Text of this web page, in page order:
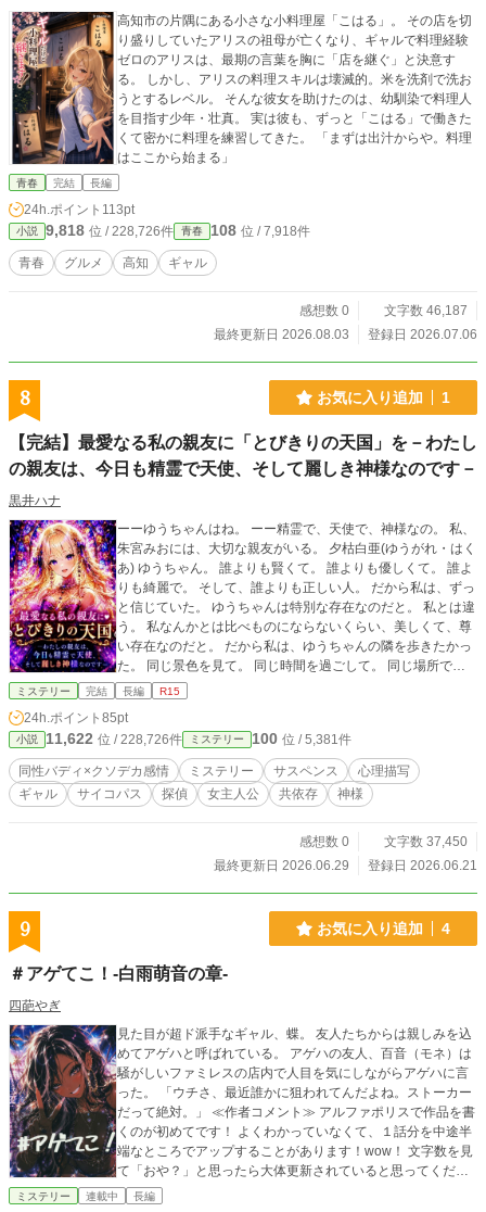
高知市の片隅にある小さな小料理屋「こはる」。 その店を切
り盛りしていたアリスの祖母が亡くなり、ギャルで料理経験
ゼロのアリスは、最期の言葉を胸に「店を継ぐ」と決意す
る。 しかし、アリスの料理スキルは壊滅的。米を洗剤で洗お
うとするレベル。 そんな彼女を助けたのは、幼馴染で料理人
を目指す少年・壮真。 実は彼も、ずっと「こはる」で働きた
くて密かに料理を練習してきた。 「まずは出汁からや。料理
はここから始まる」
青春 完結 長編
24h.ポイント 113pt
小説 9,818 位 / 228,726件 青春 108 位 / 7,918件
青春 グルメ 高知 ギャル
感想数 0
文字数 46,187
最終更新日 2026.08.03
登録日 2026.07.06
8 お気に入り追加 1
【完結】最愛なる私の親友に「とびきりの天国」を－わたし
の親友は、今日も精霊で天使、そして麗しき神様なのです－
黒井ハナ
ーーゆうちゃんはね。 ーー精霊で、天使で、神様なの。 私、
朱宮みおには、大切な親友がいる。 夕枯白亜(ゆうがれ・はく
あ) ゆうちゃん。 誰よりも賢くて。 誰よりも優しくて。 誰よ
りも綺麗で。 そして、誰よりも正しい人。 だから私は、ずっ
と信じていた。 ゆうちゃんは特別な存在なのだと。 私とは違
う。 私なんかとは比べものにならないくらい、美しくて、尊
い存在なのだと。 だから私は、ゆうちゃんの隣を歩きたかっ
た。 同じ景色を見て。 同じ時間を過ごして。 同じ場所で笑
いたかった。 ただ、それだけだった。 けれど、人は成長す
見えてくる。 私は綺麗じゃなかった。 優しくもなかった。
正しくもなかった。 そして何より――穢れていた。 どれだけ
手を洗っても。 どれだけ祈っても。 どれだけ善良に生きよう
としても。 消えないものが、この身体の中に残り続けてい
る。 穢れは決して、浄化されない。 それでも。 それでも私
部、綺麗にしてしまおうって。 全部、燃やしてしまおうっ
ミステリー 完結 長編 R15
24h.ポイント 85pt
小説 11,622 位 / 228,726件 ミステリー 100 位 / 5,381件
同性バディ×クソデカ感情 ミステリー サスペンス
心理描写
ギャル
サイコパス 探偵 女主人公 共依存 神様
感想数 0
文字数 37,450
最終更新日 2026.06.29
登録日 2026.06.21
9 お気に入り追加 4
＃アゲてこ！‐白雨萌音の章‐
四葩やぎ
見た目が超ド派手なギャル、蝶。 友人たちからは親しみを込
めてアゲハと呼ばれている。 アゲハの友人、百音（モネ）は
騒がしいファミレスの店内で人目を気にしながらアゲハに言
った。 「ウチさ、最近誰かに狙われてんだよね。ストーカー
だって絶対。」 ≪作者コメント≫ アルファポリスで作品を書
くのが初めてです！ よくわかっていなくて、１話分を中途半
端なところでアップすることがあります！wow！ 文字数を見
て「おや？」と思ったら大体更新されていると思ってくださ
い！
ミステリー 連載中 長編